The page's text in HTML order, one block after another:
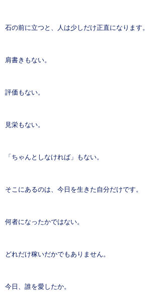
石の前に立つと、人は少しだけ正直になります。
肩書きもない。
評価もない。
見栄もない。
「ちゃんとしなければ」もない。
そこにあるのは、今日を生きた自分だけです。
何者になったかではない。
どれだけ稼いだかでもありません。
今日、誰を愛したか。